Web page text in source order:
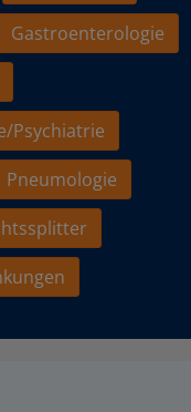
Gastroenterologie
Psychiatrie
Pneumologie